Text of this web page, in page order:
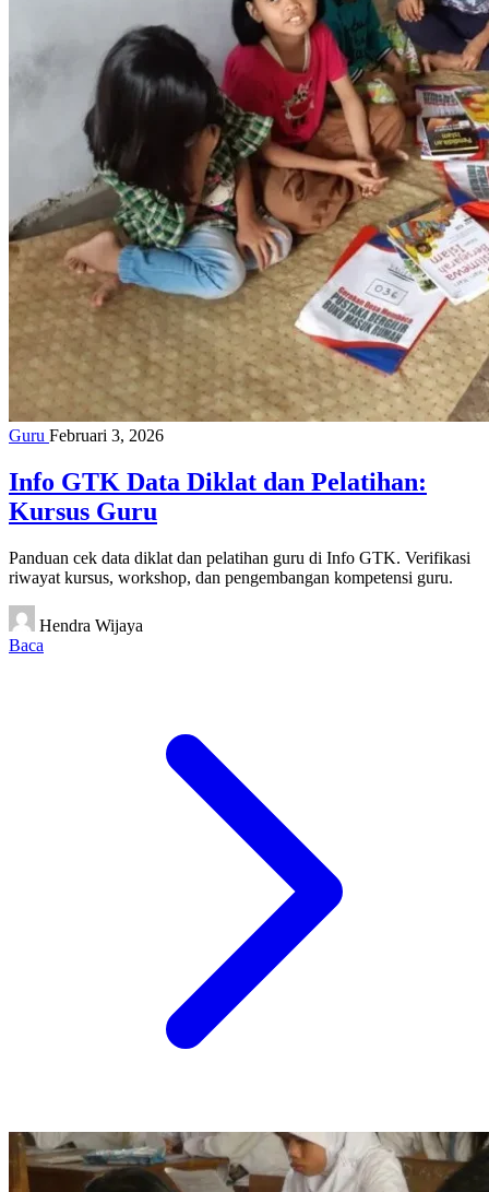
Guru Februari 3, 2026
Info GTK Data Diklat dan Pelatihan:
Kursus Guru
Panduan cek data diklat dan pelatihan guru di Info GTK. Verifikasi
riwayat kursus, workshop, dan pengembangan kompetensi guru.
Hendra Wijaya
Baca